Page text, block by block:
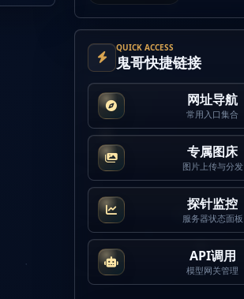
QUICK ACCESS
鬼哥快捷链接
网址导航
常用入口集合
专属图床
图片上传与分发
探针监控
服务器状态面板
API调用
模型网关管理